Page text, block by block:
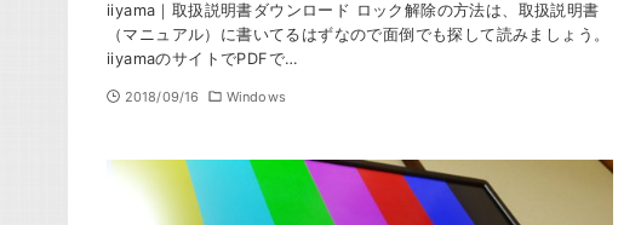
iiyama｜取扱説明書ダウンロード ロック解除の方法は、取扱説明書
（マニュアル）に書いてるはずなので面倒でも探して読みましょう。
iiyamaのサイトでPDFで…
2018/09/16 Windows